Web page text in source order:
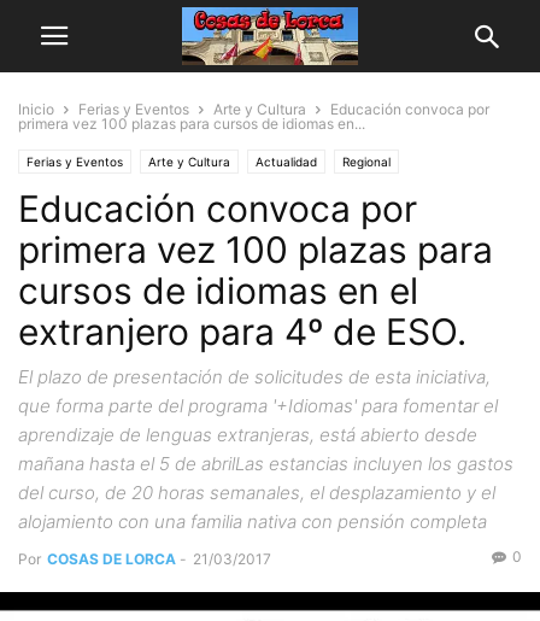
Inicio Ferias y Eventos Arte y Cultura
Educación convoca por
primera vez 100 plazas para cursos de idiomas en...
Ferias y Eventos Arte y Cultura Actualidad Regional
Educación convoca por
primera vez 100 plazas para
cursos de idiomas en el
extranjero para 4º de ESO.
El plazo de presentación de solicitudes de esta iniciativa,
que forma parte del programa '+Idiomas' para fomentar el
aprendizaje de lenguas extranjeras, está abierto desde
mañana hasta el 5 de abrilLas estancias incluyen los gastos
del curso, de 20 horas semanales, el desplazamiento y el
alojamiento con una familia nativa con pensión completa
Por COSAS DE LORCA - 21/03/2017 0